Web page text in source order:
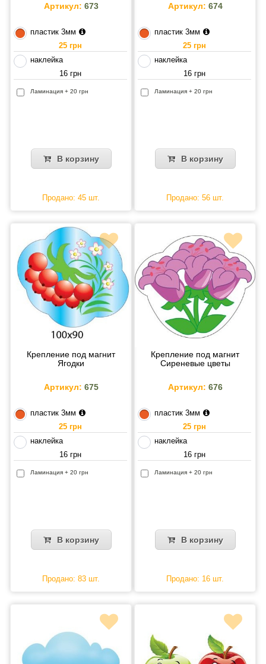
Артикул: 673
пластик 3мм
25 грн
наклейка
16 грн
Ламинация + 20 грн
В корзину
Продано: 45 шт.
Артикул: 674
пластик 3мм
25 грн
наклейка
16 грн
Ламинация + 20 грн
В корзину
Продано: 56 шт.
Крепление под магнит
Ягодки
Артикул: 675
пластик 3мм
25 грн
наклейка
16 грн
Ламинация + 20 грн
В корзину
Продано: 83 шт.
Крепление под магнит
Сиреневые цветы
Артикул: 676
пластик 3мм
25 грн
наклейка
16 грн
Ламинация + 20 грн
В корзину
Продано: 16 шт.